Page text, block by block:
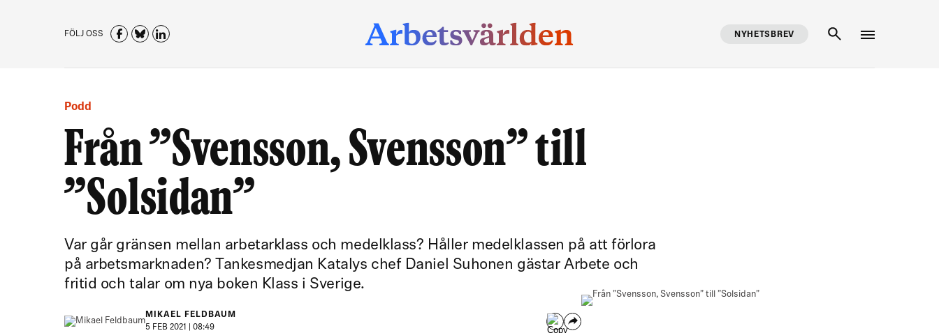
FÖLJ OSS NYHETSBREV
Podd
Från ”Svensson, Svensson” till
”Solsidan”
Var går gränsen mellan arbetarklass och medelklass? Håller medelklassen på att förlora
på arbetsmarknaden? Tankesmedjan Katalys chef Daniel Suhonen gästar Arbete och
fritid och talar om nya boken Klass i Sverige.
MIKAEL FELDBAUM
5 FEB 2021 | 08:49